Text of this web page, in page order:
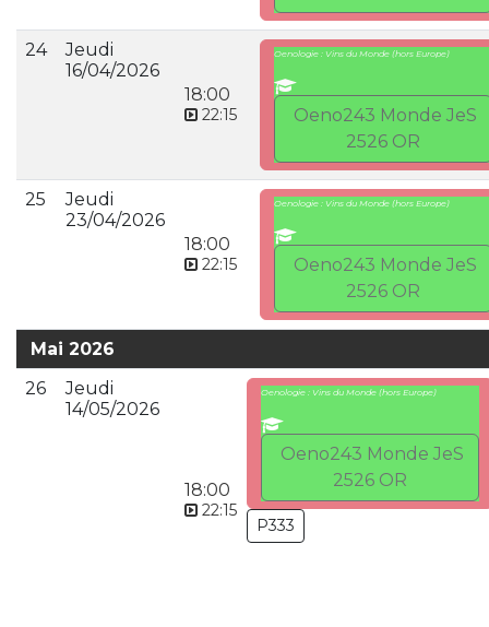
24
Jeudi
16/04/2026
18:00
22:15
Oenologie : Vins du Monde (hors Europe)
Oeno243 Monde JeS
2526 OR
25
Jeudi
23/04/2026
18:00
22:15
Oenologie : Vins du Monde (hors Europe)
Oeno243 Monde JeS
2526 OR
Mai 2026
26
Jeudi
14/05/2026
18:00
22:15
Oenologie : Vins du Monde (hors Europe)
Oeno243 Monde JeS
2526 OR
P333